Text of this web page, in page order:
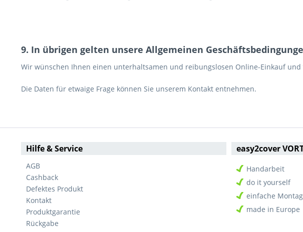
9. In übrigen gelten unsere Allgemeinen
Wir wünschen Ihnen einen unterhaltsamen und reibungslosen Online-Einkauf
Die Daten für etwaige Frage können Sie unserem Kontakt entnehmen.
Hilfe & Service
AGB
Cashback
Defektes Produkt
Kontakt
Produktgarantie
Rückgabe
easy2cover
Handarbeit
do it yourself
einfache
made in Europe